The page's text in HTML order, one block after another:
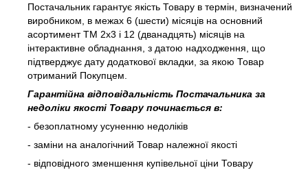
Постачальник гарантує якість Товару в термін, визначений
виробником, в межах 6 (шести) місяців на основний
асортимент ТМ 2х3 і 12 (дванадцять) місяців на
інтерактивне обладнання, з датою надходження, що
підтверджує дату додаткової вкладки, за якою Товар
отриманий Покупцем.
Гарантійна відповідальність Постачальника за
недоліки якості Товару починається в:
- безоплатному усуненню недоліків
- заміни на аналогічний Товар належної якості
- відповідного зменшення купівельної ціни Товару